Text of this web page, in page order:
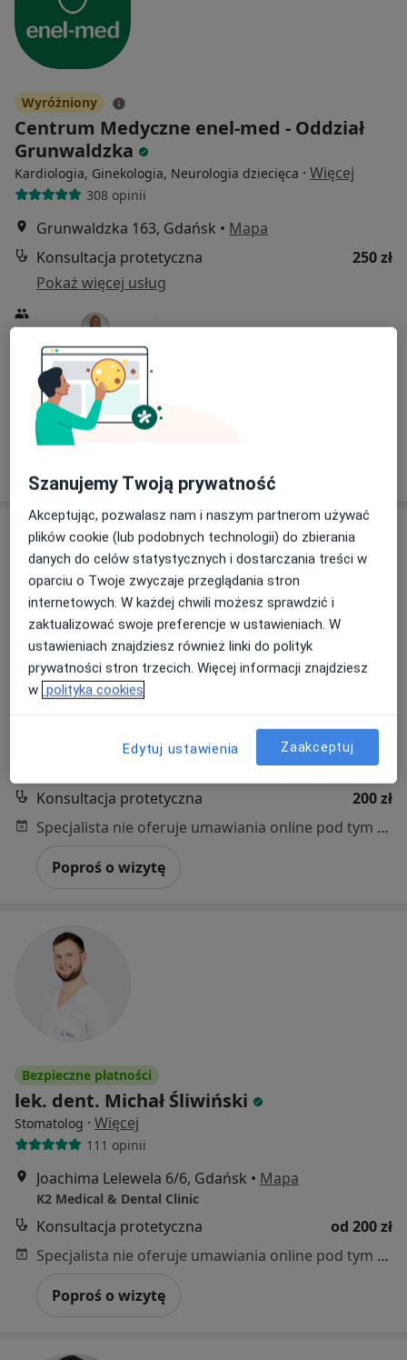
Wyróżniony
Centrum Medyczne enel-med - Oddział
Grunwaldzka
Kardiologia, Ginekologia, Neurologia dziecięca · Więcej
308 opinii
Grunwaldzka 163, Gdańsk • Mapa
Konsultacja protetyczna
250 zł
Pokaż więcej usług
lek. dent. Martyna
Nawrocka
stomatolog
lek. Marek Kawecki
Stomatolog·Więcej
Piekarnicza 1, Gdańsk•Mapa
Konsultacja protetyczna
200 zł
Specjalista nie oferuje umawiania online pod tym adresem.
Poproś o wizytę
Bezpieczne płatności
lek. dent. Michał Śliwiński
Stomatolog · Więcej
111 opinii
Joachima Lelewela 6/6, Gdańsk • Mapa
K2 Medical & Dental Clinic
Konsultacja protetyczna
od 200 zł
Specjalista nie oferuje umawiania online pod tym adresem.
Poproś o wizytę
Szanujemy Twoją prywatność
Akceptując, pozwalasz nam i naszym partnerom używać
plików cookie (lub podobnych technologii) do zbierania
danych do celów statystycznych i dostarczania treści w
oparciu o Twoje zwyczaje przeglądania stron
internetowych. W każdej chwili możesz sprawdzić i
zaktualizować swoje preferencje w ustawieniach. W
ustawieniach znajdziesz również linki do polityk
prywatności stron trzecich. Więcej informacji znajdziesz
w polityka cookies
Edytuj ustawienia Zaakceptuj